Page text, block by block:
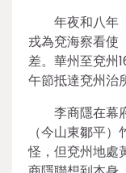
年夜和八年
戎為兗海察看使
差。華州至兗州
午節抵達兗州治
李商隱在幕
（今山東鄒平
怪，但兗州地處